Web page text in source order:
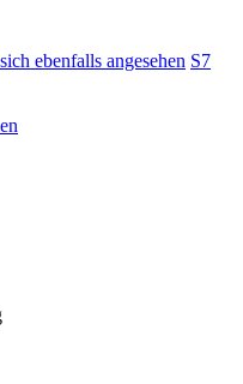
ebenfalls angesehen S7